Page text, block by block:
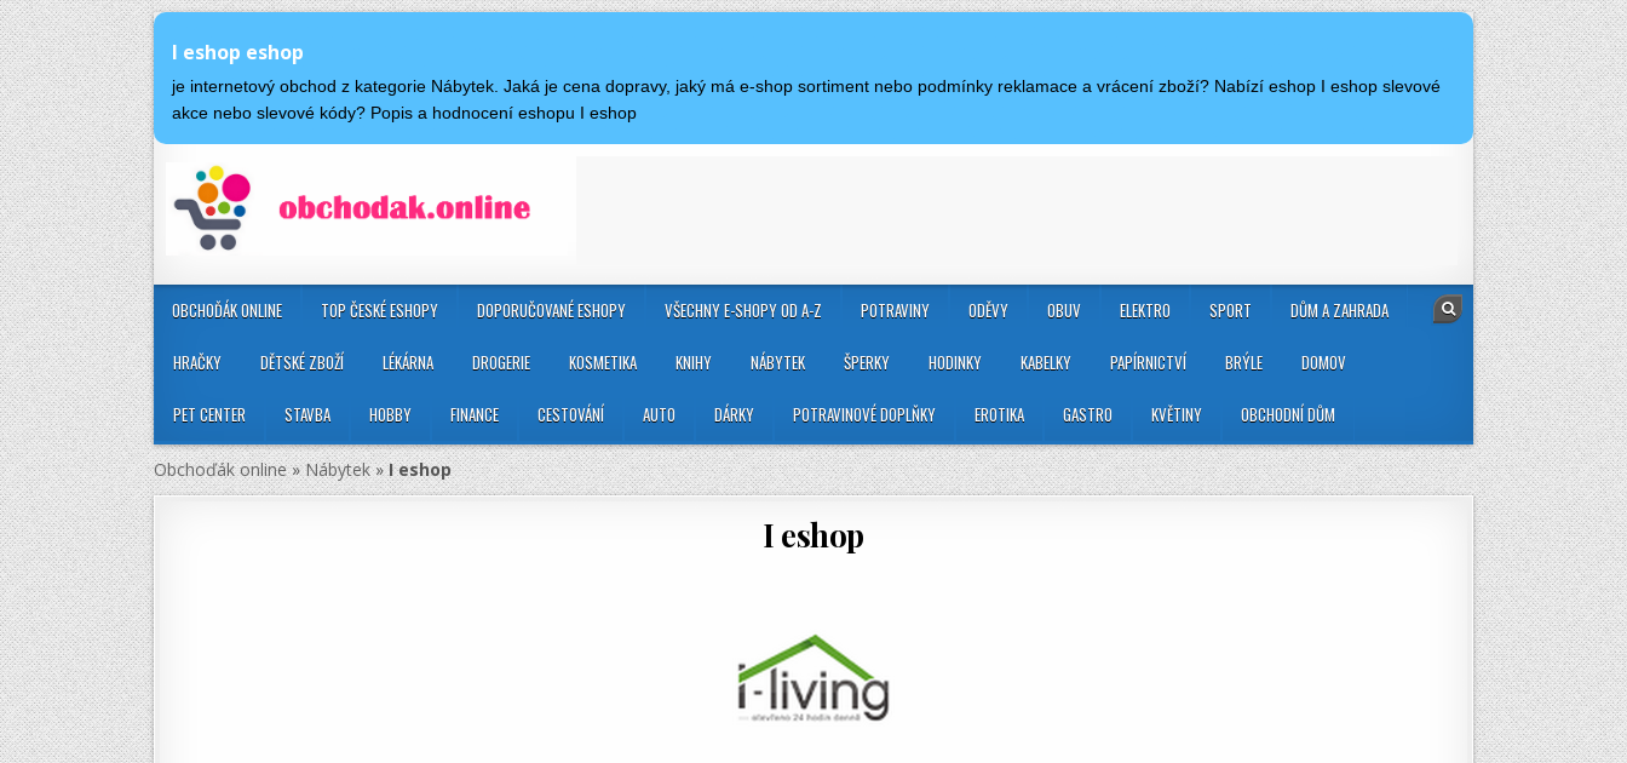
I eshop eshop
je internetový obchod z kategorie Nábytek. Jaká je cena dopravy, jaký má e-shop sortiment nebo podmínky reklamace a vrácení zboží? Nabízí eshop I eshop slevové
akce nebo slevové kódy? Popis a hodnocení eshopu I eshop
OBCHOĎÁK ONLINE TOP ČESKÉ ESHOPY DOPORUČOVANÉ ESHOPY VŠECHNY E-SHOPY OD A-Z POTRAVINY ODĚVY OBUV ELEKTRO SPORT DŮM A ZAHRADA
HRAČKY DĚTSKÉ ZBOŽÍ LÉKÁRNA DROGERIE KOSMETIKA KNIHY NÁBYTEK ŠPERKY HODINKY KABELKY PAPÍRNICTVÍ BRÝLE DOMOV
PET CENTER STAVBA HOBBY FINANCE CESTOVÁNÍ AUTO DÁRKY POTRAVINOVÉ DOPLŇKY EROTIKA GASTRO KVĚTINY OBCHODNÍ DŮM
Obchoďák online»Nábytek»I eshop
I eshop